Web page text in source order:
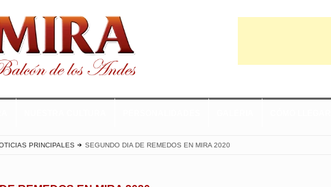
PRINCIPALES SEGUNDO DIA DE REMEDOS EN MIRA 2020